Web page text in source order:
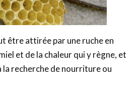
être attirée par une ruche en
et de la chaleur qui y règne, et
la recherche de nourriture ou